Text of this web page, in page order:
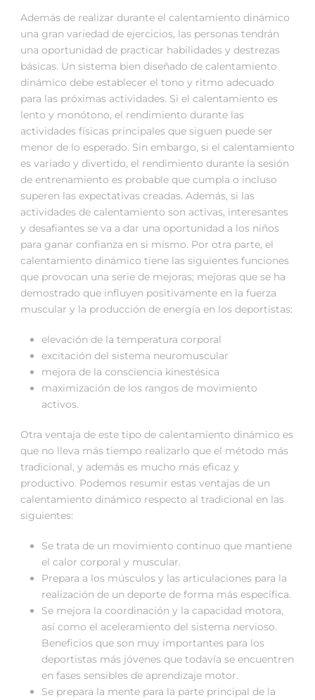
Además de realizar durante el calentamiento dinámico
una gran variedad de ejercicios, las personas tendrán
una oportunidad de practicar habilidades y destrezas
básicas. Un sistema bien diseñado de calentamiento
dinámico debe establecer el tono y ritmo adecuado
para las próximas actividades. Si el calentamiento es
lento y monótono, el rendimiento durante las
actividades físicas principales que siguen puede ser
menor de lo esperado. Sin embargo, si el calentamiento
es variado y divertido, el rendimiento durante la sesión
de entrenamiento es probable que cumpla o incluso
superen las expectativas creadas. Además, si las
actividades de calentamiento son activas, interesantes
y desafiantes se va a dar una oportunidad a los niños
para ganar confianza en si mismo. Por otra parte, el
calentamiento dinámico tiene las siguientes funciones
que provocan una serie de mejoras; mejoras que se ha
demostrado que influyen positivamente en la fuerza
muscular y la producción de energía en los deportistas:
elevación de la temperatura corporal
excitación del sistema neuromuscular
mejora de la consciencia kinestésica
maximización de los rangos de movimiento
activos.
Otra ventaja de este tipo de calentamiento dinámico es
que no lleva más tiempo realizarlo que el método más
tradicional, y además es mucho más eficaz y
productivo. Podemos resumir estas ventajas de un
calentamiento dinámico respecto al tradicional en las
siguientes:
Se trata de un movimiento continuo que mantiene
el calor corporal y muscular.
Prepara a los músculos y las articulaciones para la
realización de un deporte de forma más específica.
Se mejora la coordinación y la capacidad motora,
así como el aceleramiento del sistema nervioso.
Beneficios que son muy importantes para los
deportistas más jóvenes que todavía se encuentren
en fases sensibles de aprendizaje motor.
Se prepara la mente para la parte principal de la